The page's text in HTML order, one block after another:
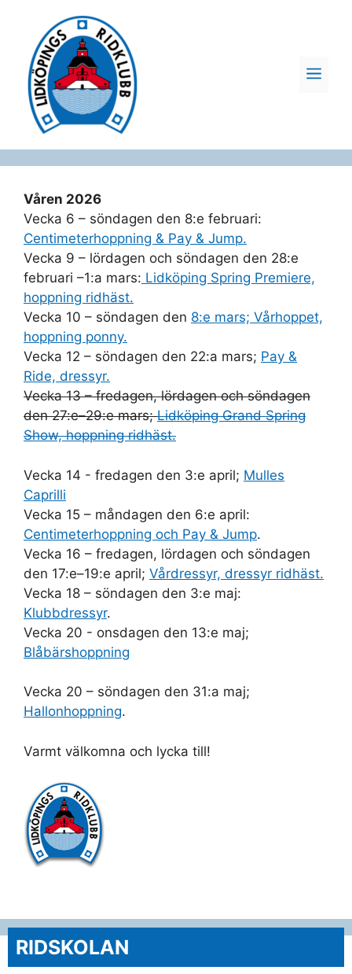
innehåll
Våren 2026
Vecka 6 – söndagen den 8:e februari:
Centimeterhoppning & Pay & Jump.
Vecka 9 – lördagen och söndagen den 28:e
februari –1:a mars: Lidköping Spring Premiere,
hoppning ridhäst.
Vecka 10 – söndagen den 8:e mars; Vårhoppet,
hoppning ponny.
Vecka 12 – söndagen den 22:a mars; Pay &
Ride, dressyr.
Vecka 13 – fredagen, lördagen och söndagen
den 27:e–29:e mars;Lidköping Grand Spring
Show, hoppning ridhäst.
Vecka 14 - fredagen den 3:e april; Mulles
Caprilli
Vecka 15 – måndagen den 6:e april:
Centimeterhoppning och Pay & Jump.
Vecka 16 – fredagen, lördagen och söndagen
den 17:e–19:e april; Vårdressyr, dressyr ridhäst.
Vecka 18 – söndagen den 3:e maj:
Klubbdressyr.
Vecka 20 - onsdagen den 13:e maj;
Blåbärshoppning
Vecka 20 – söndagen den 31:a maj;
Hallonhoppning.
Varmt välkomna och lycka till!
RIDSKOLAN